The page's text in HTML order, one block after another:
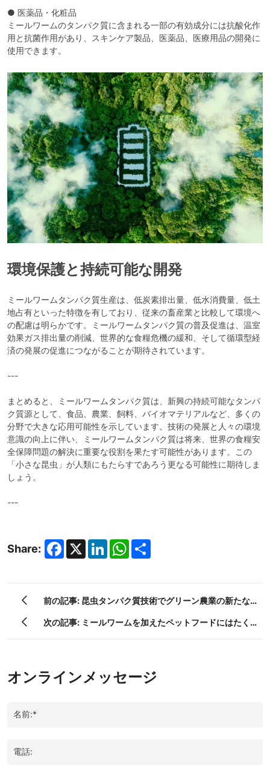
● 医薬品・化粧品
ミールワームのタンパク質に含まれる一部の有効成分には抗酸化作
用と抗菌作用があり、スキンケア製品、医薬品、医療用品の開発に
使用できます。
環境保護と持続可能な開発
ミールワームタンパク質生産は、低炭素排出量、低水消費量、低土
地占有といった特徴を有しており、従来の畜産業と比較して環境へ
の配慮は明らかです。ミールワームタンパク質の普及促進は、温室
効果ガス排出量の削減、世界的な食糧危機の緩和、そして循環型経
済の発展の促進につながることが期待されています。
---
まとめると、ミールワームタンパク質は、新興の持続可能なタンパ
ク質源として、食品、農業、飼料、バイオマテリアルなど、多くの
分野で大きな応用可能性を示しています。技術の発展と人々の環境
意識の向上に伴い、ミールワームタンパク質は将来、世界の食糧安
全保障問題の解決に重要な役割を果たす可能性があります。この
「小さな昆虫」が人類にもたらすであろう更なる可能性に期待しま
しょう。
---
Share: Facebook
X LinkedInWhatsApp
前の記事: 昆虫タンパク質技術でグリーン農業の新たな
未来を切り開く
次の記事: ミールワームを加えたペットフードにはたく
さんの利点があります!
オンラインメッセージ
名前:*
電話: